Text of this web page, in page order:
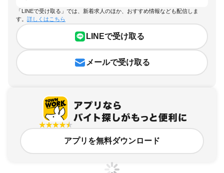
「LINEで受け取る」では、新着求人のほか、おすすめ情報なども配信しま
す。 詳しくはこちら
LINEで受け取る
メールで受け取る
アプリを無料ダウンロード